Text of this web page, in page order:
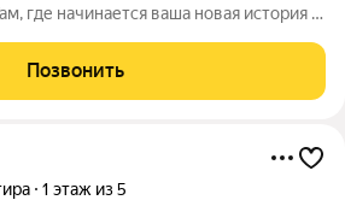
где начинается ваша новая история 1.
кирпичный дом на 49 квартир,
Позвонить
1 этаж из 5